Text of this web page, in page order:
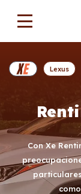
Con Xe
Lexus